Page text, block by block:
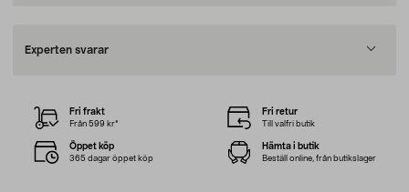
Experten svarar
Fri frakt
Från 599 kr*
Fri retur
Till valfri butik
Öppet köp
365 dagar öppet köp
Hämta i butik
Beställ online, från butikslager